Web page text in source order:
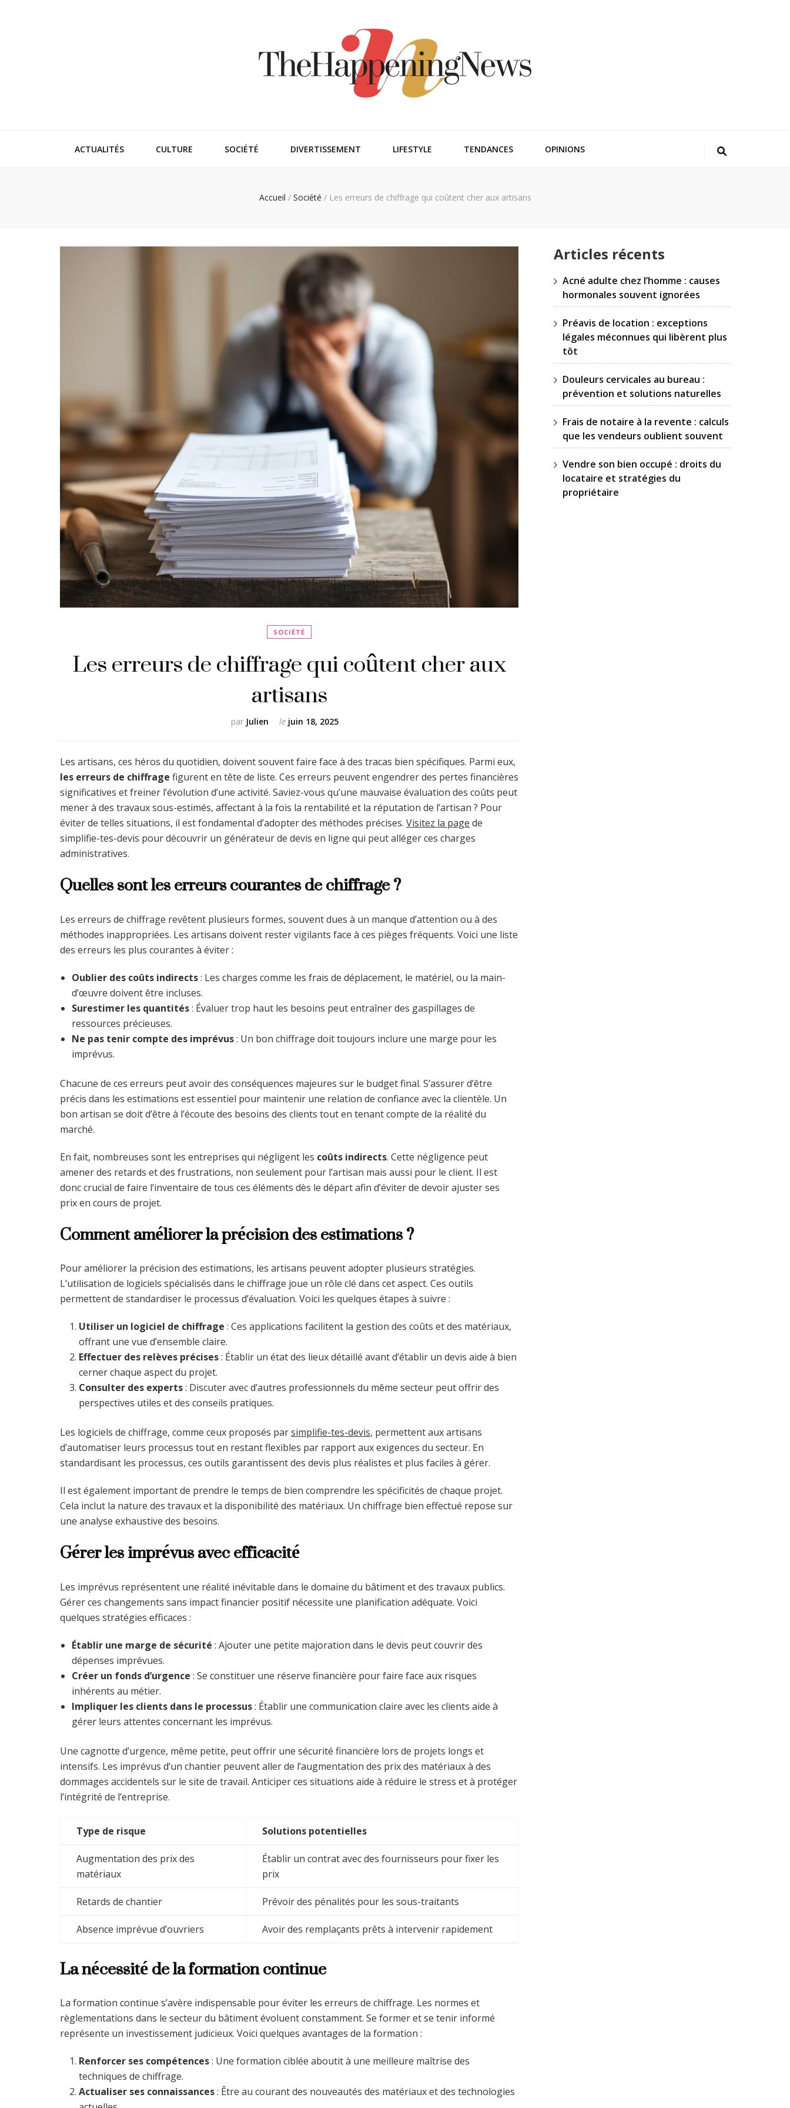
ACTUALITÉS CULTURE SOCIÉTÉ DIVERTISSEMENT LIFESTYLE TENDANCES OPINIONS
Accueil / Société / Les erreurs de chiffrage qui coûtent cher aux artisans
SOCIÉTÉ
Les erreurs de chiffrage qui coûtent cher aux
artisans
par Julien le juin 18, 2025
Les artisans, ces héros du quotidien, doivent souvent faire face à des tracas bien spécifiques. Parmi eux,
les erreurs de chiffrage figurent en tête de liste. Ces erreurs peuvent engendrer des pertes financières
significatives et freiner l’évolution d’une activité. Saviez-vous qu’une mauvaise évaluation des coûts peut
mener à des travaux sous-estimés, affectant à la fois la rentabilité et la réputation de l’artisan ? Pour
éviter de telles situations, il est fondamental d’adopter des méthodes précises. Visitez la page de
simplifie-tes-devis pour découvrir un générateur de devis en ligne qui peut alléger ces charges
administratives.
Quelles sont les erreurs courantes de chiffrage ?
Les erreurs de chiffrage revêtent plusieurs formes, souvent dues à un manque d’attention ou à des
méthodes inappropriées. Les artisans doivent rester vigilants face à ces pièges fréquents. Voici une liste
des erreurs les plus courantes à éviter :
Oublier des coûts indirects: Les charges comme les frais de déplacement, le matériel, ou la main-
d’œuvre doivent être incluses.
Surestimer les quantités: Évaluer trop haut les besoins peut entraîner des gaspillages de
ressources précieuses.
Ne pas tenir compte des imprévus: Un bon chiffrage doit toujours inclure une marge pour les
imprévus.
Chacune de ces erreurs peut avoir des conséquences majeures sur le budget final. S’assurer d’être
précis dans les estimations est essentiel pour maintenir une relation de confiance avec la clientèle. Un
bon artisan se doit d’être à l’écoute des besoins des clients tout en tenant compte de la réalité du
marché.
En fait, nombreuses sont les entreprises qui négligent les coûts indirects. Cette négligence peut
amener des retards et des frustrations, non seulement pour l’artisan mais aussi pour le client. Il est
donc crucial de faire l’inventaire de tous ces éléments dès le départ afin d’éviter de devoir ajuster ses
prix en cours de projet.
Comment améliorer la précision des estimations ?
Pour améliorer la précision des estimations, les artisans peuvent adopter plusieurs stratégies.
L’utilisation de logiciels spécialisés dans le chiffrage joue un rôle clé dans cet aspect. Ces outils
permettent de standardiser le processus d’évaluation. Voici les quelques étapes à suivre :
Utiliser un logiciel de chiffrage : Ces applications facilitent la gestion des coûts et des matériaux,
offrant une vue d’ensemble claire.
Effectuer des relèves précises: Établir un état des lieux détaillé avant d’établir un devis aide à bien
cerner chaque aspect du projet.
Consulter des experts: Discuter avec d’autres professionnels du même secteur peut offrir des
perspectives utiles et des conseils pratiques.
Les logiciels de chiffrage, comme ceux proposés parsimplifie-tes-devis, permettent aux artisans
d’automatiser leurs processus tout en restant flexibles par rapport aux exigences du secteur. En
standardisant les processus, ces outils garantissent des devis plus réalistes et plus faciles à gérer.
Il est également important de prendre le temps de bien comprendre les spécificités de chaque projet.
Cela inclut la nature des travaux et la disponibilité des matériaux. Un chiffrage bien effectué repose sur
une analyse exhaustive des besoins.
Gérer les imprévus avec efficacité
Les imprévus représentent une réalité inévitable dans le domaine du bâtiment et des travaux publics.
Gérer ces changements sans impact financier positif nécessite une planification adéquate. Voici
quelques stratégies efficaces :
Établir une marge de sécurité : Ajouter une petite majoration dans le devis peut couvrir des
dépenses imprévues.
Créer un fonds d’urgence : Se constituer une réserve financière pour faire face aux risques
inhérents au métier.
Impliquer les clients dans le processus: Établir une communication claire avec les clients aide à
gérer leurs attentes concernant les imprévus.
Une cagnotte d’urgence, même petite, peut offrir une sécurité financière lors de projets longs et
intensifs. Les imprévus d’un chantier peuvent aller de l’augmentation des prix des matériaux à des
dommages accidentels sur le site de travail. Anticiper ces situations aide à réduire le stress et à protéger
l’intégrité de l’entreprise.
Type de risque Solutions potentielles
Augmentation des prix des
matériaux
Établir un contrat avec des fournisseurs pour fixer les
prix
Retards de chantier Prévoir des pénalités pour les sous-traitants
Absence imprévue d’ouvriers Avoir des remplaçants prêts à intervenir rapidement
La nécessité de la formation continue
La formation continue s’avère indispensable pour éviter les erreurs de chiffrage. Les normes et
règlementations dans le secteur du bâtiment évoluent constamment. Se former et se tenir informé
représente un investissement judicieux. Voici quelques avantages de la formation :
Renforcer ses compétences: Une formation ciblée aboutit à une meilleure maîtrise des
techniques de chiffrage.
Actualiser ses connaissances: Être au courant des nouveautés des matériaux et des technologies
Articles récents
Acné adulte chez l’homme : causes
hormonales souvent ignorées
Préavis de location : exceptions
légales méconnues qui libèrent plus
tôt
Douleurs cervicales au bureau :
prévention et solutions naturelles
Frais de notaire à la revente : calculs
que les vendeurs oublient souvent
Vendre son bien occupé : droits du
locataire et stratégies du
propriétaire